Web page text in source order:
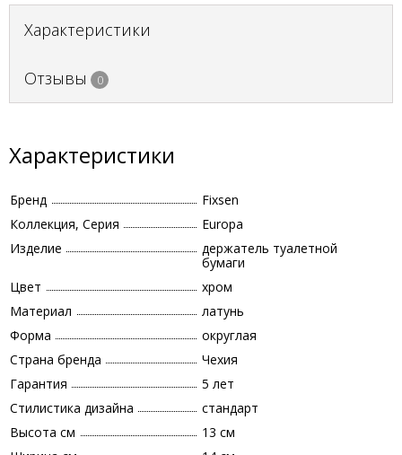
Характеристики
Отзывы 0
Характеристики
Бренд
Fixsen
Коллекция, Серия
Europa
Изделие
держатель туалетной
бумаги
Цвет
хром
Материал
латунь
Форма
округлая
Страна бренда
Чехия
Гарантия
5 лет
Стилистика дизайна
стандарт
Высота см
13 см